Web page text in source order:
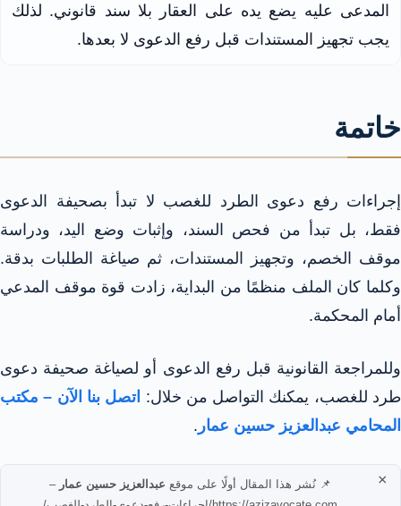
المدعى عليه يضع يده على العقار بلا سند قانوني. لذلك
يجب تجهيز المستندات قبل رفع الدعوى لا بعدها.
خاتمة
إجراءات رفع دعوى الطرد للغصب لا تبدأ بصحيفة الدعوى
فقط، بل تبدأ من فحص السند، وإثبات وضع اليد، ودراسة
موقف الخصم، وتجهيز المستندات، ثم صياغة الطلبات بدقة.
وكلما كان الملف منظمًا من البداية، زادت قوة موقف المدعي
أمام المحكمة.
وللمراجعة القانونية قبل رفع الدعوى أو لصياغة صحيفة دعوى
طرد للغصب، يمكنك التواصل من خلال: اتصل بنا الآن – مكتب
المحامي عبدالعزيز حسين عمار .
📌 نُشر هذا المقال أولًا على موقع عبدالعزيز حسين عمار –
×